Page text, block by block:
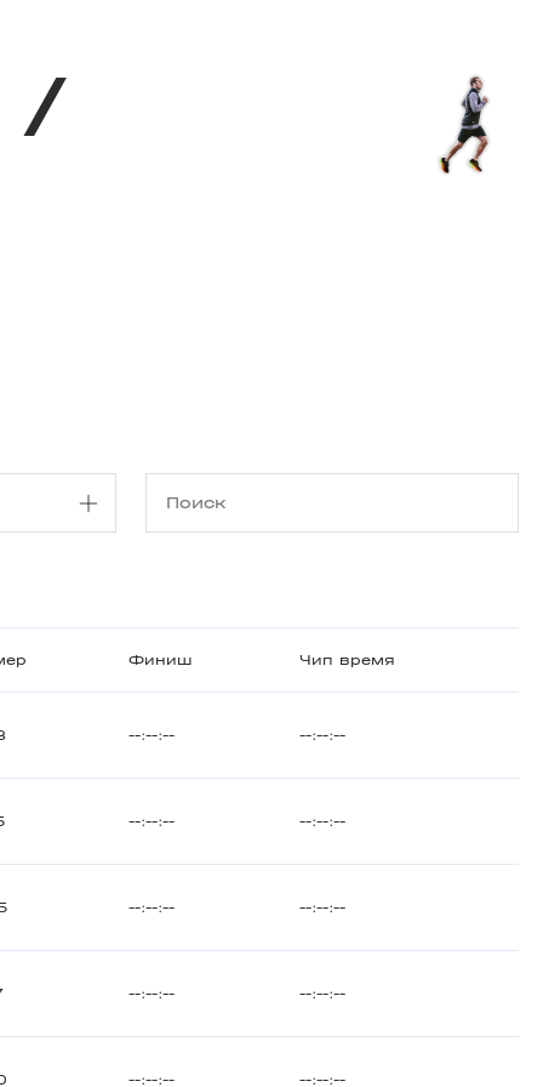
/
Финиш Чип время
--:--:-- --:--:--
--:--:-- --:--:--
--:--:-- --:--:--
--:--:-- --:--:--
--:--:-- --:--:--